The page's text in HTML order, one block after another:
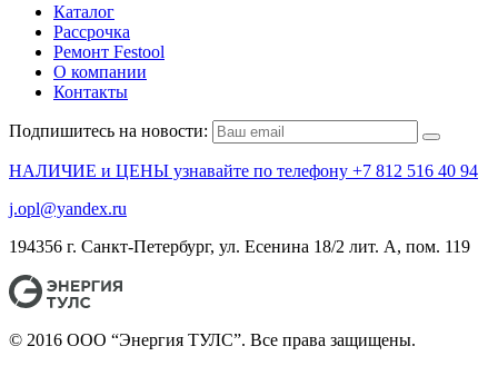
Каталог
Рассрочка
Ремонт Festool
О компании
Контакты
Подпишитесь на новости:
НАЛИЧИЕ и ЦЕНЫ узнавайте по телефону +7 812 516 40 94
j.opl@yandex.ru
194356 г. Санкт-Петербург, ул. Есенина 18/2 лит. А, пом. 119
© 2016 ООО “Энергия ТУЛС”. Все права защищены.